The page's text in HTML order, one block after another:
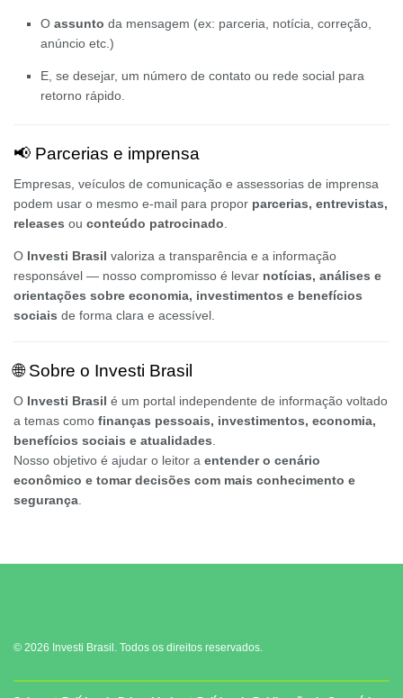
O assunto da mensagem (ex: parceria, notícia, correção,
anúncio etc.)
E, se desejar, um número de contato ou rede social para
retorno rápido.
📢 Parcerias e imprensa
Empresas, veículos de comunicação e assessorias de imprensa
podem usar o mesmo e-mail para propor parcerias, entrevistas,
releases ou conteúdo patrocinado.
O Investi Brasil valoriza a transparência e a informação
responsável — nosso compromisso é levar notícias, análises e
orientações sobre economia, investimentos e benefícios
sociais de forma clara e acessível.
🌐 Sobre o Investi Brasil
O Investi Brasil é um portal independente de informação voltado
a temas como finanças pessoais, investimentos, economia,
benefícios sociais e atualidades
Nosso objetivo é ajudar o leitor a entender o cenário
econômico e tomar decisões com mais conhecimento e
segurança
© 2026 Investi Brasil. Todos os direitos reservados.